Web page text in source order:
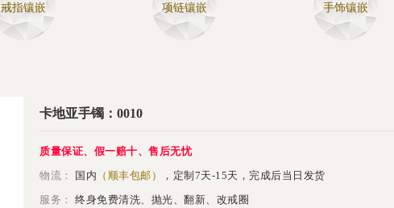
戒指镶嵌 项链镶嵌 手饰镶嵌
卡地亚手镯：0010
质量保证、假一赔十、售后无忧
物流：
国内 （顺丰包邮）
，定制7天-15天，完成后当日发货
服务：
终身免费清洗、抛光、翻新、改戒圈